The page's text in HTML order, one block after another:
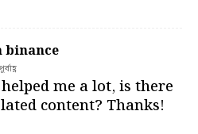
binance
me a lot, is there
content? Thanks!